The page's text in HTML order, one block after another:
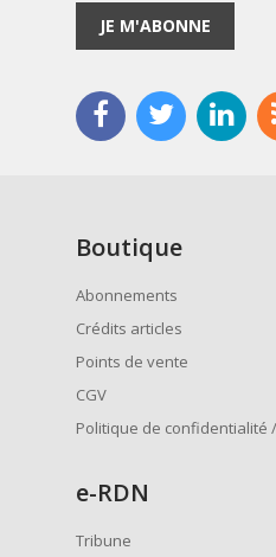
JE M'ABONNE
Boutique
Abonnements
Crédits articles
Points de vente
CGV
Politique de confidentialité
e-RDN
Tribune